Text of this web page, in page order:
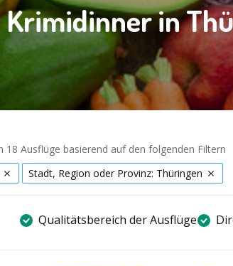
Krimidinner in
18 Ausflüge basierend auf den folgenden Filtern
Stadt, Region oder Provinz: Thüringen
Qualitätsbereich der Ausflüge